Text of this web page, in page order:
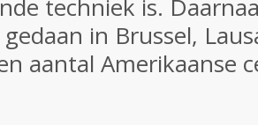
techniek is.
in Brussel,
aantal Amerikaanse